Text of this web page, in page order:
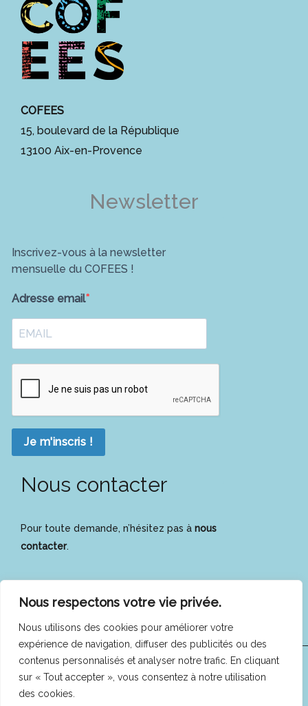
Nous respectons votre vie privée.
Nous utilisons des cookies pour améliorer votre
expérience de navigation, diffuser des publicités ou des
contenus personnalisés et analyser notre trafic. En cliquant
sur « Tout accepter », vous consentez à notre utilisation
des cookies.
COFEES
15, boulevard de la République
13100 Aix-en-Provence
Newsletter
Inscrivez-vous à la newsletter
mensuelle du COFEES !
Adresse email
Je m'inscris !
Nous contacter
Pour toute demande, n’hésitez pas à nous
contacter.
COFEES © 2025 -Mentions légales|Politique de